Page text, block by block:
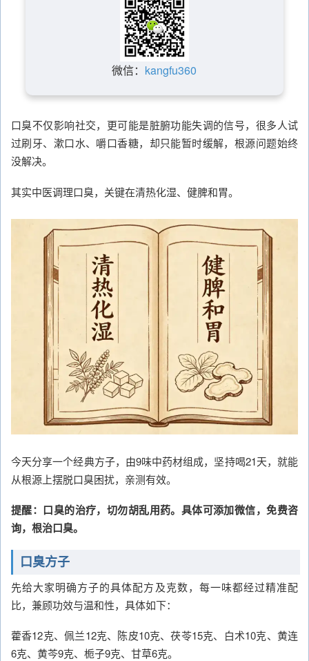
微信： kangfu360
口臭不仅影响社交，更可能是脏腑功能失调的信号，很多人试
过刷牙、漱口水、嚼口香糖，却只能暂时缓解，根源问题始终
没解决。
其实中医调理口臭，关键在清热化湿、健脾和胃。
今天分享一个经典方子，由9味中药材组成，坚持喝21天，就能
从根源上摆脱口臭困扰，亲测有效。
提醒：口臭的治疗，切勿胡乱用药。具体可添加微信，免费咨
询，根治口臭。
口臭方子
先给大家明确方子的具体配方及克数，每一味都经过精准配
比，兼顾功效与温和性，具体如下：
藿香12克、佩兰12克、陈皮10克、茯苓15克、白术10克、黄连
6克、黄芩9克、栀子9克、甘草6克。